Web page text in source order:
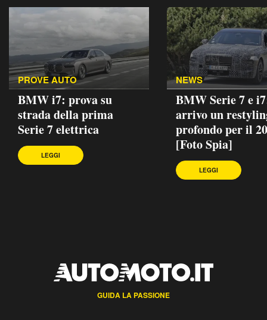
PROVE AUTO
BMW i7: prova su
strada della prima
Serie 7 elettrica
LEGGI
NEWS
BMW Serie 7 e
arrivo un
profondo per il
[Foto Spia]
LEGGI
GUIDA LA PASSIONE